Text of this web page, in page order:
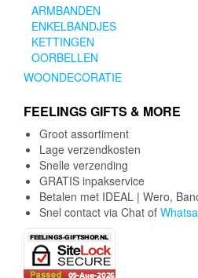
ARMBANDEN
ENKELBANDJES
KETTINGEN
OORBELLEN
WOONDECORATIE
FEELINGS GIFTS & MORE
Groot assortiment
Lage verzendkosten
Snelle verzending
GRATIS inpakservice
Betalen met IDEAL | Wero,
Snel contact via Chat of